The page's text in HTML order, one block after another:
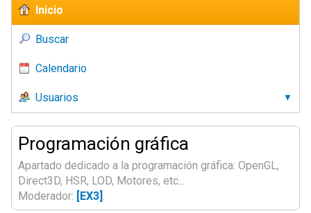
Inicio
Buscar
Calendario
Usuarios
Programación gráfica
Apartado dedicado a la programación gráfica: OpenGL,
Direct3D, HSR, LOD, Motores, etc...
Moderador: [EX3]